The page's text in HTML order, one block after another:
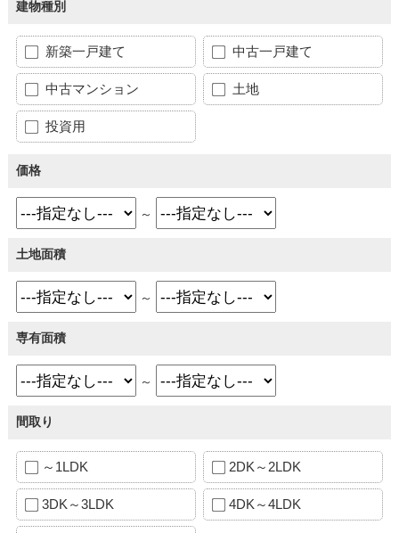
建物種別
新築一戸建て 中古一戸建て
中古マンション 土地
投資用
価格
～
土地面積
～
専有面積
～
間取り
～1LDK 2DK～2LDK
3DK～3LDK 4DK～4LDK